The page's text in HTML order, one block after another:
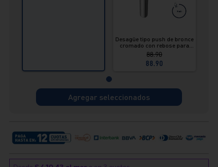
Desagüe tipo push de bronce
cromado con rebose para
lavatorio 1 ¼” x 8”
88.90
88.90
Agregar seleccionados